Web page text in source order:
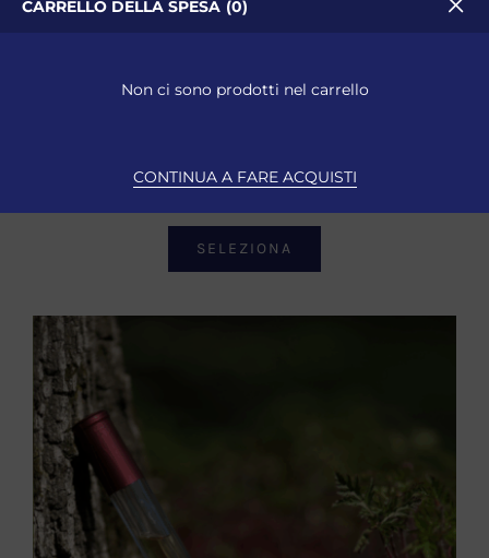
Di Rovere 0.50L
SELEZIONA
CARRELLO DELLA SPESA 0
Non ci sono prodotti nel carrello
CONTINUA A FARE ACQUISTI